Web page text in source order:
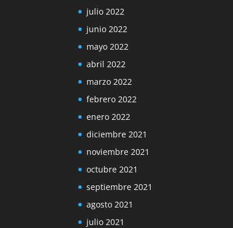
julio 2022
junio 2022
mayo 2022
abril 2022
marzo 2022
febrero 2022
enero 2022
diciembre 2021
noviembre 2021
octubre 2021
septiembre 2021
agosto 2021
julio 2021